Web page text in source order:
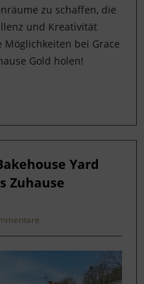
zu schaffen, die
und Kreativität
bei Grace
Gold holen!
Yard
Zuhause